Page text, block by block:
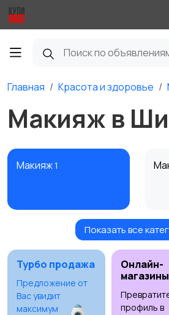
Главная Красота и здоровье
Макияж в
Макияж1
Товары для здоровья
Стрижка и удаление
Показать все
Турбо продажа
Предложение от
Вас увидит
максимум
Онлайн-
магазины
профиль в